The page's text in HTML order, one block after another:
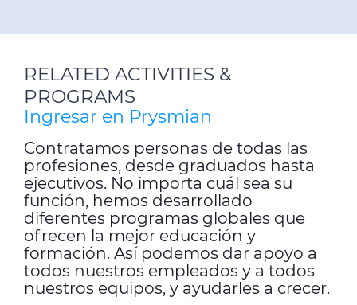
RELATED ACTIVITIES &
PROGRAMS
Ingresar en Prysmian
Contratamos personas de todas las
profesiones, desde graduados hasta
ejecutivos. No importa cuál sea su
función, hemos desarrollado
diferentes programas globales que
ofrecen la mejor educación y
formación. Así podemos dar apoyo a
todos nuestros empleados y a todos
nuestros equipos, y ayudarles a crecer.